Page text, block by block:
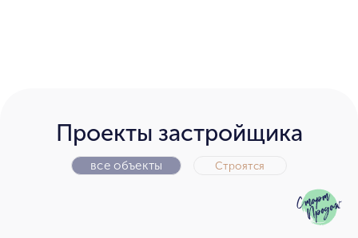
Проекты застройщика
все объекты Строятся